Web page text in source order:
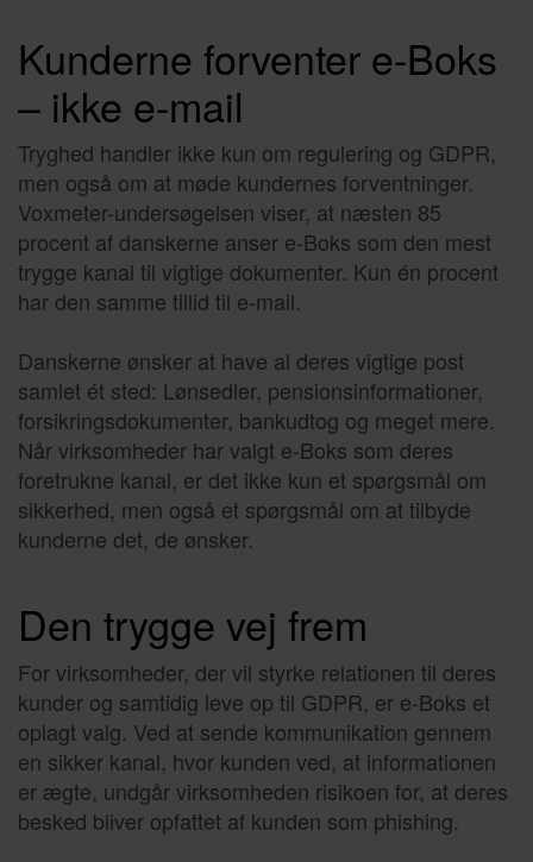
Kunderne forventer e-Boks
– ikke e-mail
Tryghed handler ikke kun om regulering og GDPR,
men også om at møde kundernes forventninger.
Voxmeter-undersøgelsen viser, at næsten 85
procent af danskerne anser e-Boks som den mest
trygge kanal til vigtige dokumenter. Kun én procent
har den samme tillid til e-mail.
Danskerne ønsker at have al deres vigtige post
samlet ét sted: Lønsedler, pensionsinformationer,
forsikringsdokumenter, bankudtog og meget mere.
Når virksomheder har valgt e-Boks som deres
foretrukne kanal, er det ikke kun et spørgsmål om
sikkerhed, men også et spørgsmål om at tilbyde
kunderne det, de ønsker.
Den trygge vej frem
For virksomheder, der vil styrke relationen til deres
kunder og samtidig leve op til GDPR, er e-Boks et
oplagt valg. Ved at sende kommunikation gennem
en sikker kanal, hvor kunden ved, at informationen
er ægte, undgår virksomheden risikoen for, at deres
besked bliver opfattet af kunden som phishing.